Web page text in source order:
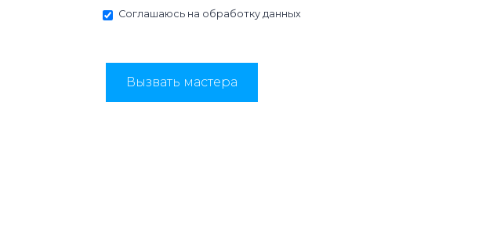
Соглашаюсь на обработку данных
Вызвать мастера